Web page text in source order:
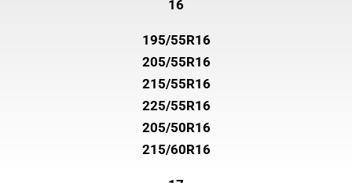
16
195/55R16
205/55R16
215/55R16
225/55R16
205/50R16
215/60R16